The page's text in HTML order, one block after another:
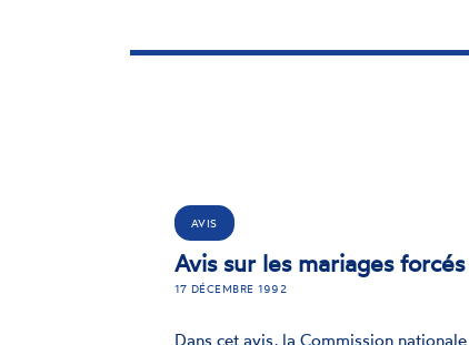
AVIS
Avis sur les mariages forcés
17 DÉCEMBRE 1992
Dans cet avis, la Commission nationale